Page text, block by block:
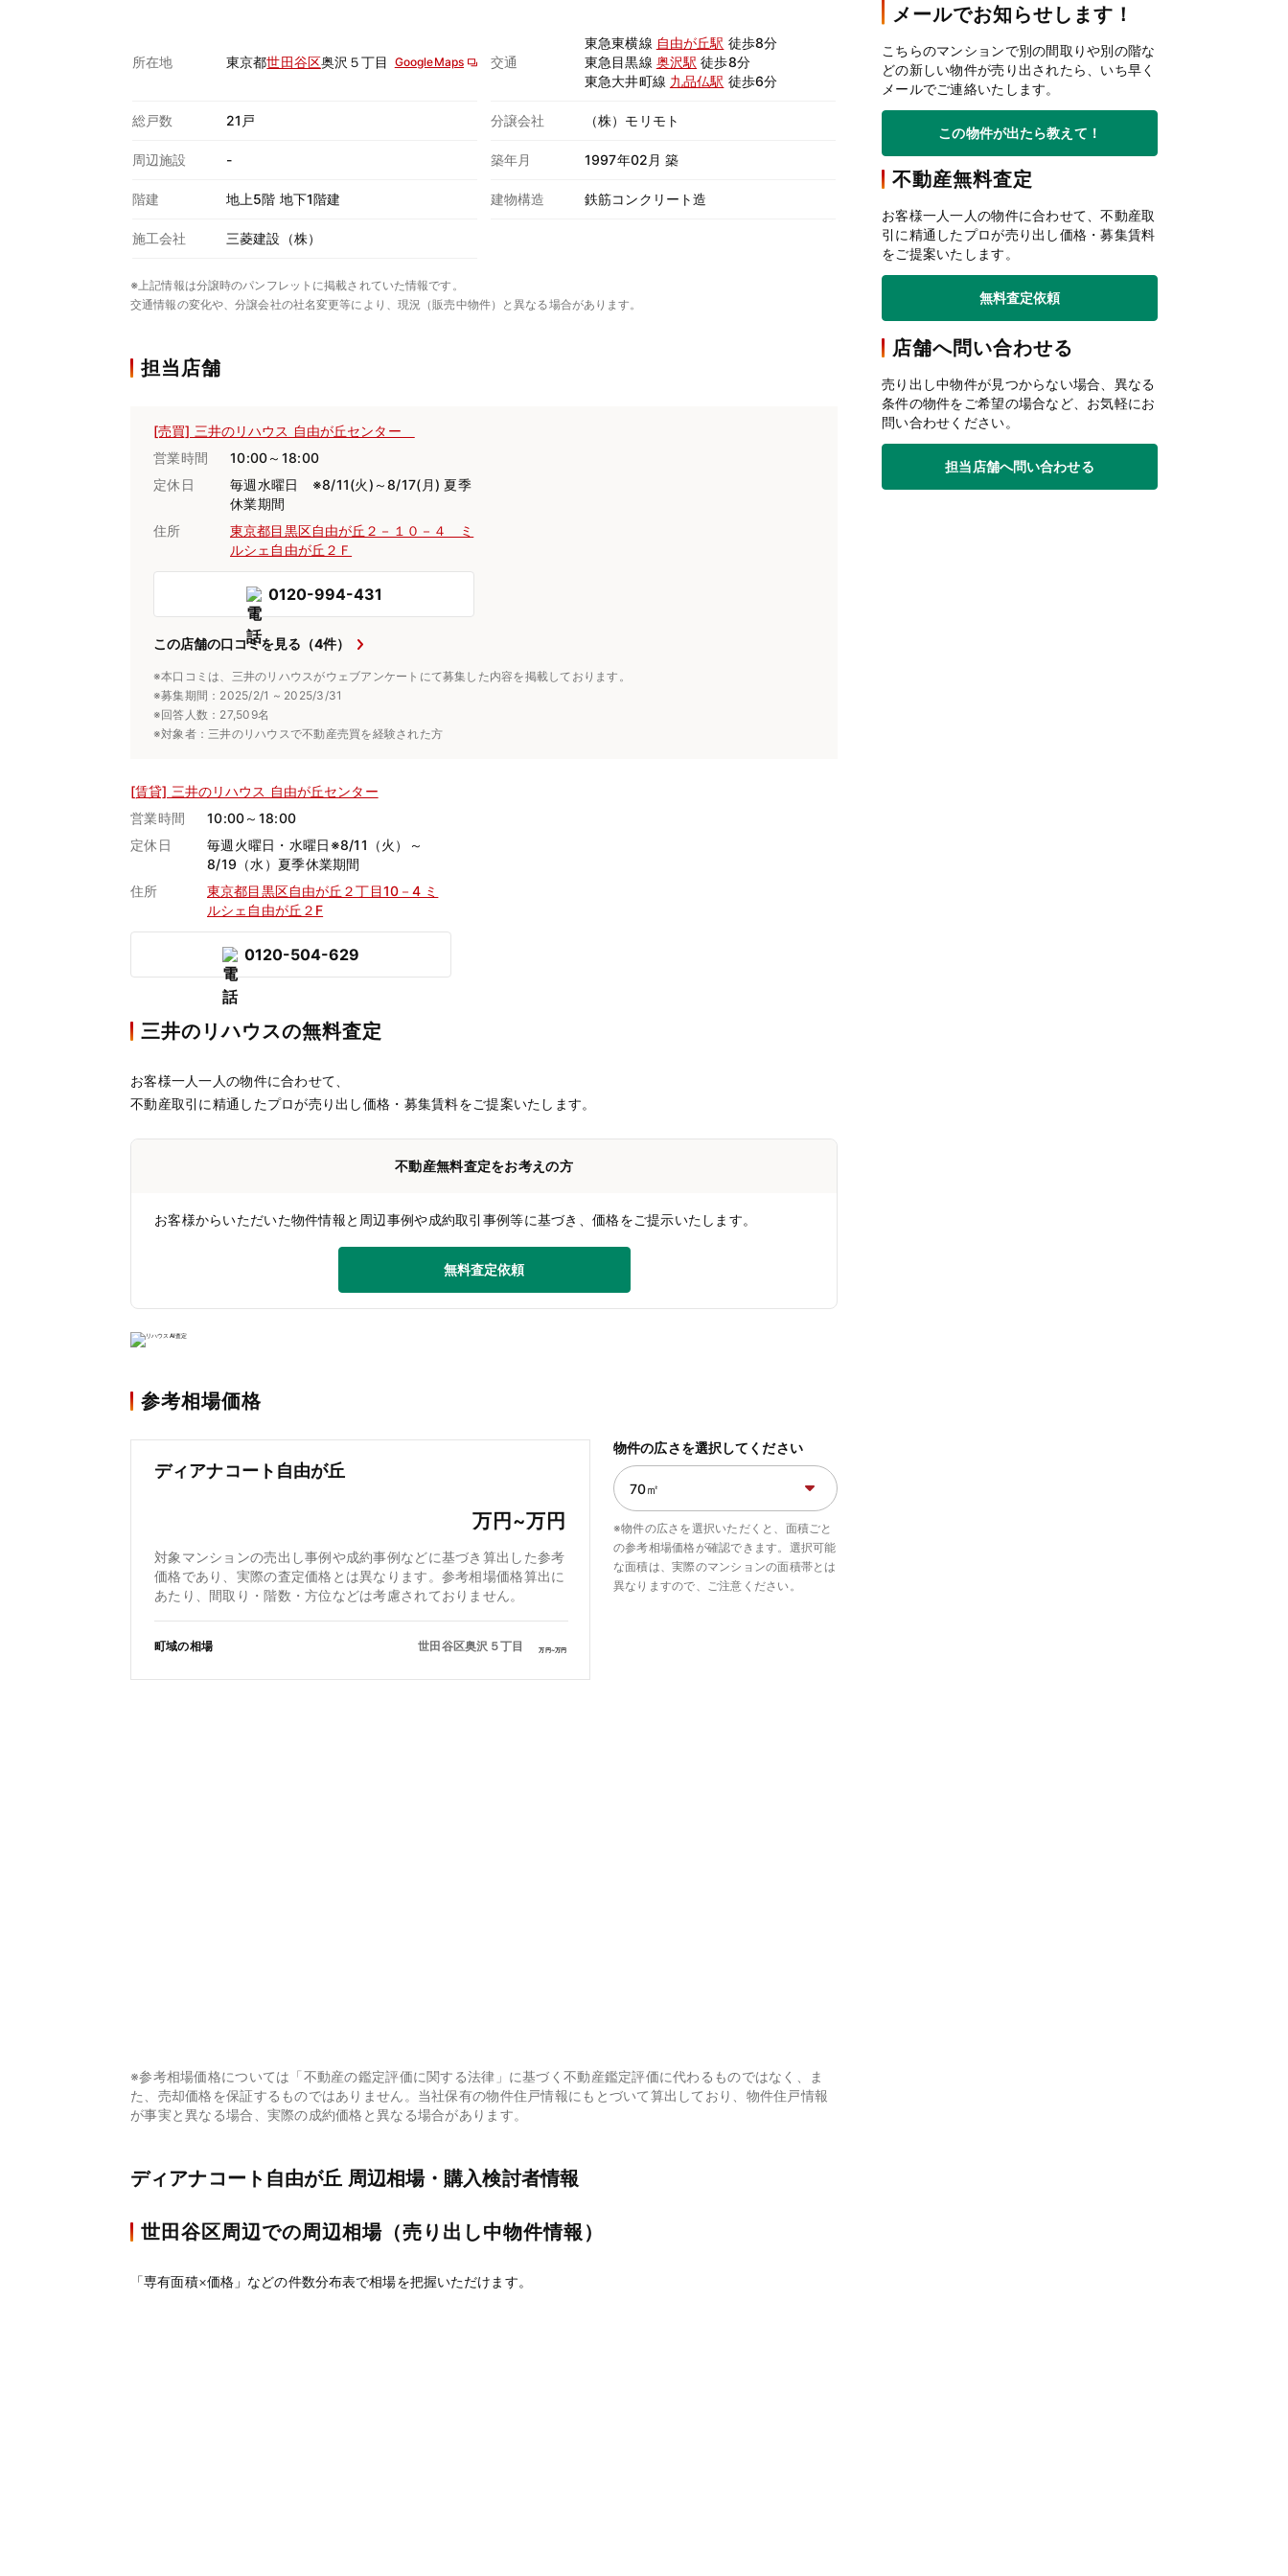
所在地 東京都世田谷区奥沢５丁目 GoogleMaps 交通
東急東横線 自由が丘駅 徒歩8分
東急目黒線 奥沢駅 徒歩8分
東急大井町線 九品仏駅 徒歩6分
総戸数 21戸 分譲会社 （株）モリモト
周辺施設 - 築年月 1997年02月 築
階建 地上5階 地下1階建 建物構造 鉄筋コンクリート造
施工会社 三菱建設（株）
※上記情報は分譲時のパンフレットに掲載されていた情報です。
交通情報の変化や、分譲会社の社名変更等により、現況（販売中物件）と異なる場合があります。
担当店舗
[売買] 三井のリハウス 自由が丘センター
営業時間
10:00～18:00
定休日
毎週水曜日 ※8/11(火)～8/17(月) 夏季
休業期間
住所
東京都目黒区自由が丘２－１０－４ ミ
ルシェ自由が丘２Ｆ
0120-994-431
この店舗の口コミを見る（4件）
※本口コミは、三井のリハウスがウェブアンケートにて募集した内容を掲載しております。
※募集期間：2025/2/1 ~ 2025/3/31
※回答人数：27,509名
※対象者：三井のリハウスで不動産売買を経験された方
[賃貸] 三井のリハウス 自由が丘センター
営業時間
10:00～18:00
定休日
毎週火曜日・水曜日※8/11（火）～
8/19（水）夏季休業期間
住所
東京都目黒区自由が丘２丁目10－4 ミ
ルシェ自由が丘２F
0120-504-629
三井のリハウスの無料査定
お客様一人一人の物件に合わせて、
不動産取引に精通したプロが売り出し価格・募集賃料をご提案いたします。
不動産無料査定をお考えの方
お客様からいただいた物件情報と周辺事例や成約取引事例等に基づき、価格をご提示いたします。
無料査定依頼
参考相場価格
ディアナコート自由が丘
万円~万円
対象マンションの売出し事例や成約事例などに基づき算出した参考
価格であり、実際の査定価格とは異なります。参考相場価格算出に
あたり、間取り・階数・方位などは考慮されておりません。
町域の相場 世田谷区奥沢５丁目 万円~万円
物件の広さを選択してください
※物件の広さを選択いただくと、面積ごと
の参考相場価格が確認できます。選択可能
な面積は、実際のマンションの面積帯とは
異なりますので、ご注意ください。
※参考相場価格については「不動産の鑑定評価に関する法律」に基づく不動産鑑定評価に代わるものではなく、ま
た、売却価格を保証するものではありません。当社保有の物件住戸情報にもとづいて算出しており、物件住戸情報
が事実と異なる場合、実際の成約価格と異なる場合があります。
ディアナコート自由が丘 周辺相場・購入検討者情報
世田谷区周辺での周辺相場（売り出し中物件情報）
「専有面積×価格」などの件数分布表で相場を把握いただけます。
メールでお知らせします！
こちらのマンションで別の間取りや別の階な
どの新しい物件が売り出されたら、いち早く
メールでご連絡いたします。
この物件が出たら教えて！
不動産無料査定
お客様一人一人の物件に合わせて、不動産取
引に精通したプロが売り出し価格・募集賃料
をご提案いたします。
無料査定依頼
店舗へ問い合わせる
売り出し中物件が見つからない場合、異なる
条件の物件をご希望の場合など、お気軽にお
問い合わせください。
担当店舗へ問い合わせる